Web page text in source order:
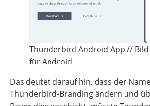
Thunderbird Android App // Bild
für Android
Das deutet darauf hin, dass der
Thunderbird-Branding ändern und